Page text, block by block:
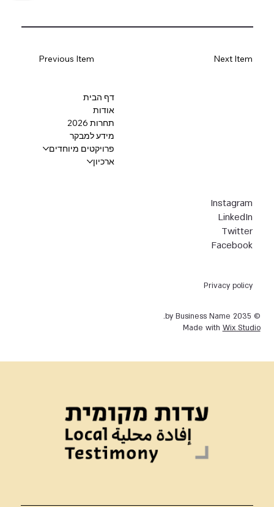
Next Item
Previous Item
Privacy policy
© 2035 by Business Name.
Made with Wix Studio
Instagram
LinkedIn
Twitter
Facebook
דף הבית
אודות
תחרות 2026
מידע למבקר
פרויקטים מיוחדים
ארכיון